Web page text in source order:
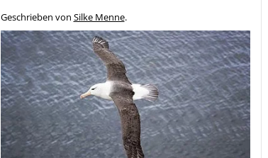
Geschrieben von Silke Menne.